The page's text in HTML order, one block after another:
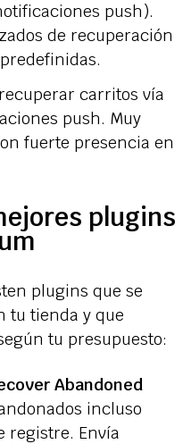
push).
de recuperación
carritos vía
push. Muy
fuerte presencia en
plugins
plugins que se
tu tienda y que
tu presupuesto:
Abandoned
incluso
registre. Envía